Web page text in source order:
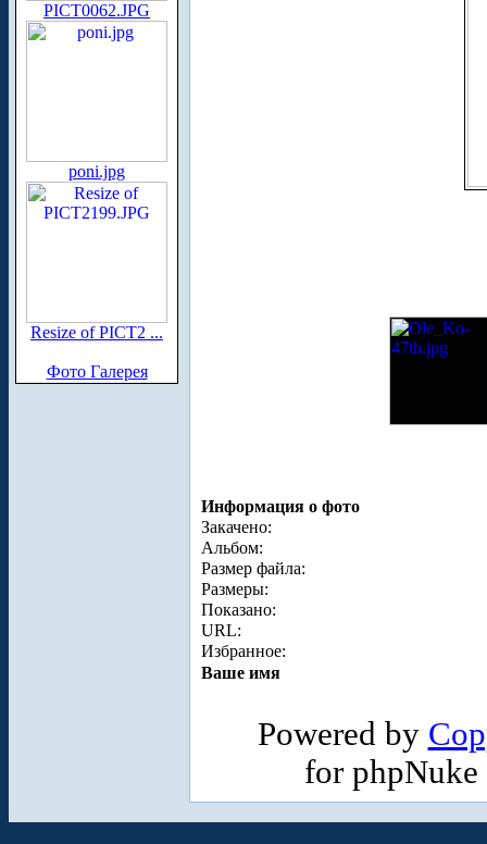
PICT0062.JPG
poni.jpg
Resize of PICT2 ...
Фото Галерея
Информация о фото
Закачено:
Альбом:
Размер файла:
Размеры:
Показано:
URL:
Избранное:
Ваше имя
Powered by
for